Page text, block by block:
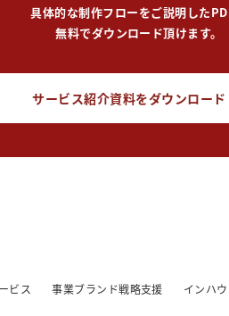
具体的な制作フローをご説明した
無料でダウンロード頂けます。
サービス紹介資料をダウンロード
ビス 事業ブランド戦略支援 インハ